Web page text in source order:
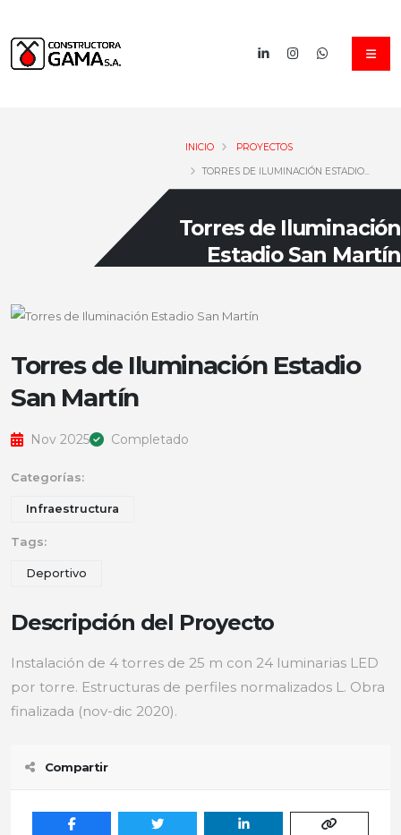
INICIO PROYECTOS
TORRES DE ILUMINACIÓN ESTADIO...
Torres de Iluminación
Estadio San Martín
Torres de Iluminación Estadio
San Martín
Nov 2025 Completado
Categorías:
Infraestructura
Tags:
Deportivo
Descripción del Proyecto
Instalación de 4 torres de 25 m con 24 luminarias LED
por torre. Estructuras de perfiles normalizados L. Obra
finalizada (nov-dic 2020).
Compartir